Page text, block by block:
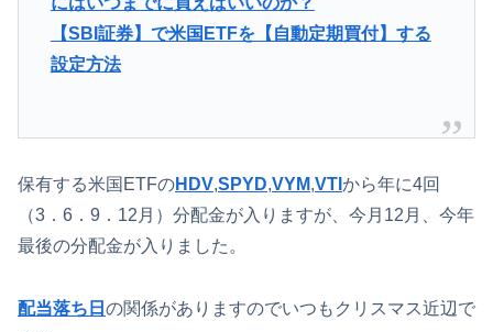
【SBI証券】で米国ETFを【自動定期買付】する
設定方法
保有する米国ETFのHDV,SPYD,VYM,VTI から年に4回
（3．6．9．12月）分配金が入りますが、今月12月、今年
最後の分配金が入りました。
配当落ち日 の関係がありますのでいつもクリスマス近辺で